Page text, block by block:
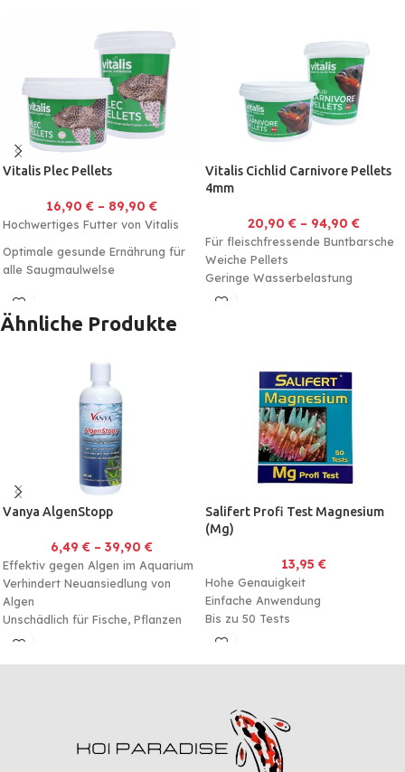
Vitalis Plec Pellets
16,90 €– 89,90 €
Hochwertiges Futter von Vitalis
Optimale gesunde Ernährung für
alle Saugmaulwelse
Vitalis Cichlid Carnivore Pellets
4mm
20,90 € – 94,90 €
Für fleischfressende Buntbarsche
Weiche Pellets
Geringe Wasserbelastung
Ähnliche Produkte
Vanya AlgenStopp
6,49 €– 39,90 €
Effektiv gegen Algen im Aquarium
Verhindert Neuansiedlung von
Algen
Unschädlich für Fische, Pflanzen
und Mikroorganismen
Salifert Profi Test Magnesium
(Mg)
13,95 €
Hohe Genauigkeit
Einfache Anwendung
Bis zu 50 Tests